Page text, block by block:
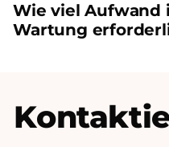
Wie viel Aufwand
Wartung